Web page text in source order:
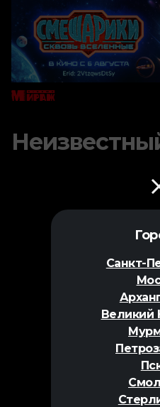
Санкт-
Великий